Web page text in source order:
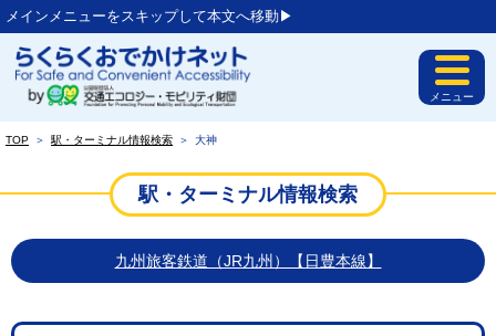
メインメニューをスキップして本文へ移動▶︎
メニュー
TOP ＞ 駅・ターミナル情報検索 ＞ 大神
駅・ターミナル情報検索
九州旅客鉄道（JR九州）【日豊本線】